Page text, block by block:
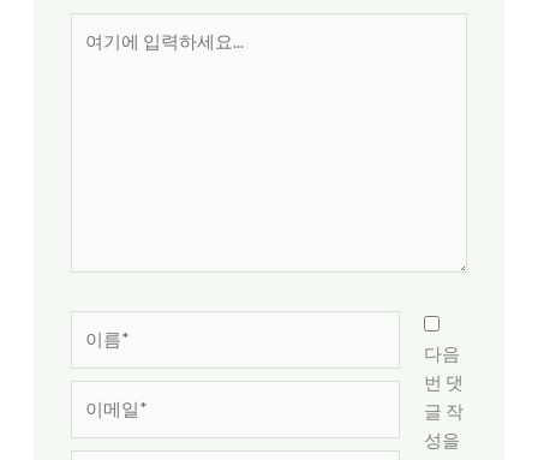
*
일
다음
번 댓
글 작
성을